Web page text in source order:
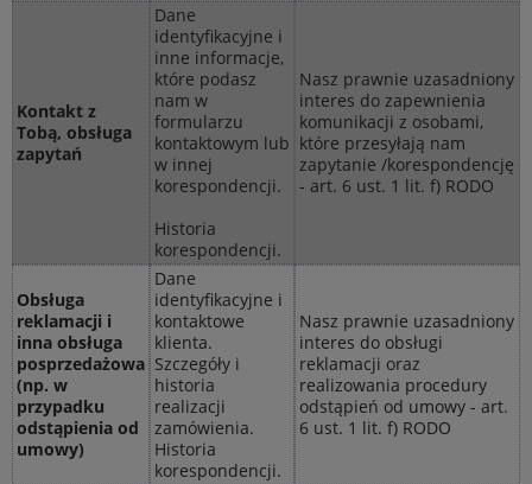
Kontakt z
Tobą, obsługa
zapytań
Dane
identyfikacyjne i
inne informacje,
które podasz
nam w
formularzu
kontaktowym lub
w innej
korespondencji.
Historia
korespondencji.
Nasz prawnie uzasadniony
interes do zapewnienia
komunikacji z osobami,
które przesyłają nam
zapytanie /korespondencję
- art. 6 ust. 1 lit. f) RODO
Obsługa
reklamacji i
inna obsługa
posprzedażowa
(np. w
przypadku
odstąpienia od
umowy)
Dane
identyfikacyjne i
kontaktowe
klienta.
Szczegóły i
historia
realizacji
zamówienia.
Historia
korespondencji.
Nasz prawnie uzasadniony
interes do obsługi
reklamacji oraz
realizowania procedury
odstąpień od umowy - art.
6 ust. 1 lit. f) RODO